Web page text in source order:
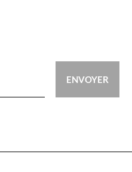
ENVOYER